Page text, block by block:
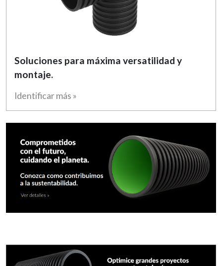
Soluciones para máxima versatilidad y
montaje.
Identificar más »